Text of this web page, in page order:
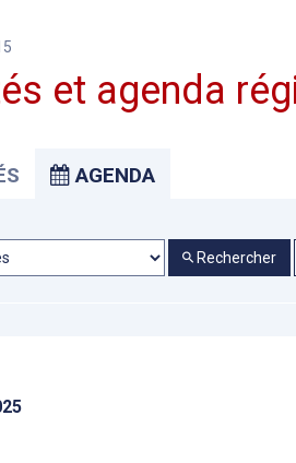
et agenda
AGENDA
Rechercher